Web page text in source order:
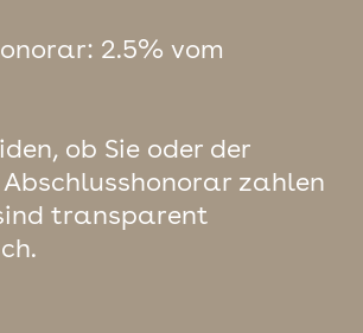
2.5% vom
ob Sie oder der
zahlen
transparent